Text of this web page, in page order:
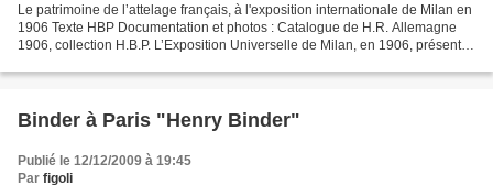
Le patrimoine de l’attelage français, à l'exposition internationale de Milan en
1906 Texte HBP Documentation et photos : Catalogue de H.R. Allemagne
1906, collection H.B.P. L’Exposition Universelle de Milan, en 1906, présentait
Binder à Paris "Henry Binder"
Publié le 12/12/2009 à 19:45
Par figoli